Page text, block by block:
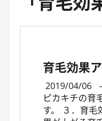
育毛効果
2019/04/06
ピカキチの育
す。 ３．育毛